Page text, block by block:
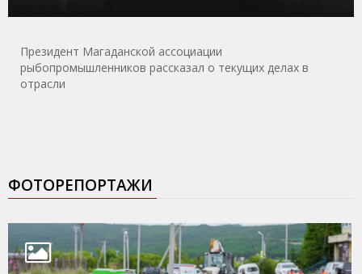
Президент Магаданской ассоциации
рыбопромышленников рассказал о текущих делах в
отрасли
ФОТОРЕПОРТАЖИ